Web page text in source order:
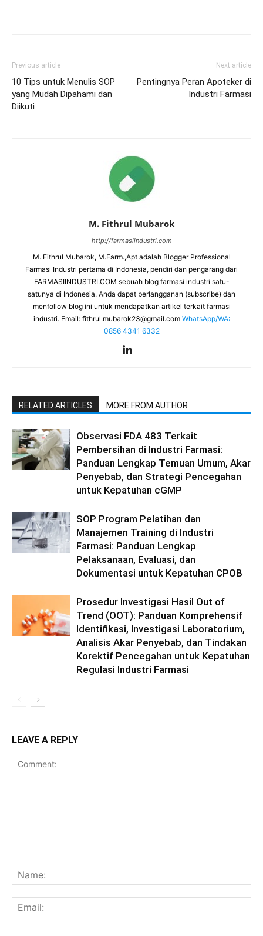
Previous article
10 Tips untuk Menulis SOP
yang Mudah Dipahami dan
Diikuti
Next article
Pentingnya Peran Apoteker di
Industri Farmasi
M. Fithrul Mubarok
http://farmasiindustri.com
M. Fithrul Mubarok, M.Farm.,Apt adalah Blogger Professional
Farmasi Industri pertama di Indonesia, pendiri dan pengarang dari
FARMASIINDUSTRI.COM sebuah blog farmasi industri satu-
satunya di Indonesia. Anda dapat berlangganan (subscribe) dan
menfollow blog ini untuk mendapatkan artikel terkait farmasi
industri. Email: fithrul.mubarok23@gmail.com WhatsApp/WA:
0856 4341 6332
RELATED ARTICLES MORE FROM AUTHOR
Observasi FDA 483 Terkait
Pembersihan di Industri Farmasi:
Panduan Lengkap Temuan Umum, Akar
Penyebab, dan Strategi Pencegahan
untuk Kepatuhan cGMP
SOP Program Pelatihan dan
Manajemen Training di Industri
Farmasi: Panduan Lengkap
Pelaksanaan, Evaluasi, dan
Dokumentasi untuk Kepatuhan CPOB
Prosedur Investigasi Hasil Out of
Trend (OOT): Panduan Komprehensif
Identifikasi, Investigasi Laboratorium,
Analisis Akar Penyebab, dan Tindakan
Korektif Pencegahan untuk Kepatuhan
Regulasi Industri Farmasi
LEAVE A REPLY